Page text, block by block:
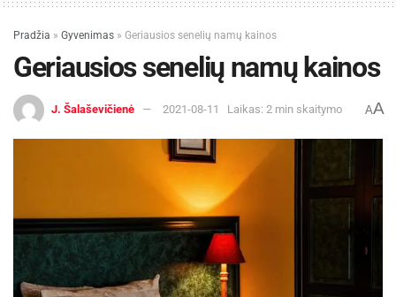
Pradžia » Gyvenimas » Geriausios senelių namų kainos
Geriausios senelių namų kainos
J. Šalaševičienė 2021-08-11 Laikas: 2 min skaitymo AA